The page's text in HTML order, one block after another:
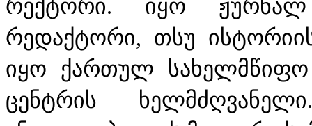
რექტორი. იყო ჟურნალ
რედაქტორი, თსუ
იყო ქართულ
ცენტრის